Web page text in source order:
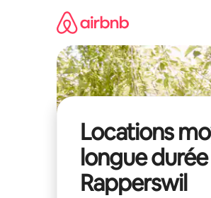
Locations
longue
Rapperswil